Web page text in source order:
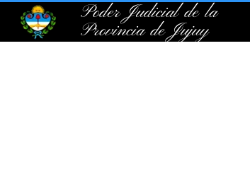
Poder Judicial de la
Provincia de Jujuy